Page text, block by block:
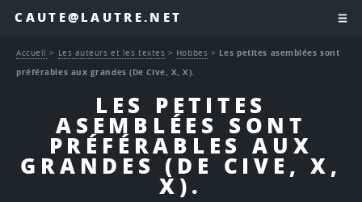
CAUTE@LAUTRE.NET
LES PETITES
ASEMBLÉES SONT
PRÉFÉRABLES AUX
GRANDES (DE CIVE, X,
X).
Accueil > Les auteurs et les textes > Hobbes > Les petites asemblées sont
préférables aux grandes (De Cive, X, X).